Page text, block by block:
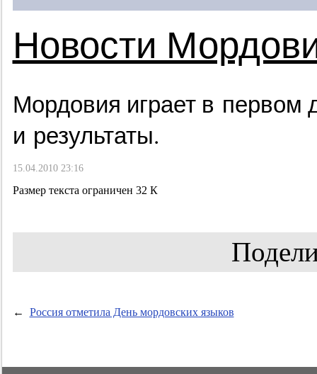
Новости
Мордовия играет в первом
и результаты.
15.04.2010 23:16
Размер текста ограничен 32 К
← Россия отметила День мордовских языков